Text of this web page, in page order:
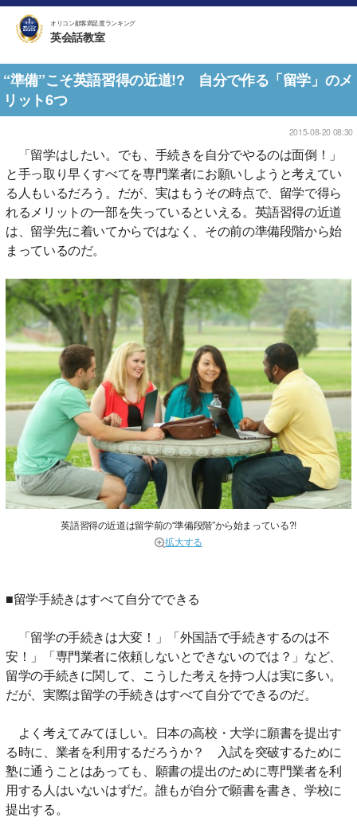
オリコン顧客満足度ランキング
英会話教室
“準備”こそ英語習得の近道!? 自分で作る「留学」のメ
リット6つ
2015-08-20 08:30
「留学はしたい。でも、手続きを自分でやるのは面倒！」
と手っ取り早くすべてを専門業者にお願いしようと考えてい
る人もいるだろう。だが、実はもうその時点で、留学で得ら
れるメリットの一部を失っているといえる。英語習得の近道
は、留学先に着いてからではなく、その前の準備段階から始
まっているのだ。
英語習得の近道は留学前の“準備段階”から始まっている?!
拡大する
■留学手続きはすべて自分でできる
「留学の手続きは大変！」「外国語で手続きするのは不
安！」「専門業者に依頼しないとできないのでは？」など、
留学の手続きに関して、こうした考えを持つ人は実に多い。
だが、実際は留学の手続きはすべて自分でできるのだ。
よく考えてみてほしい。日本の高校・大学に願書を提出す
る時に、業者を利用するだろうか？ 入試を突破するために
塾に通うことはあっても、願書の提出のために専門業者を利
用する人はいないはずだ。誰もが自分で願書を書き、学校に
提出する。